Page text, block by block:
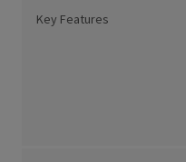
Key Features